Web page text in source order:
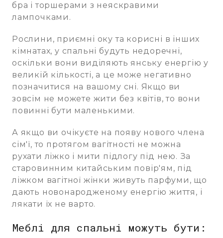
бра і торшерами з неяскравими
лампочками.
Рослини, приємні оку та корисні в інших
кімнатах, у спальні будуть недоречні,
оскільки вони виділяють янську енергію у
великій кількості, а це може негативно
позначитися на вашому сні. Якщо ви
зовсім не можете жити без квітів, то вони
повинні бути маленькими.
А якщо ви очікуєте на появу нового члена
сім'ї, то протягом вагітності не можна
рухати ліжко і мити підлогу під нею. За
старовинним китайським повір'ям, під
ліжком вагітної жінки живуть парфуми, що
дають новонародженому енергію життя, і
лякати їх не варто.
Меблі для спальні можуть бути: